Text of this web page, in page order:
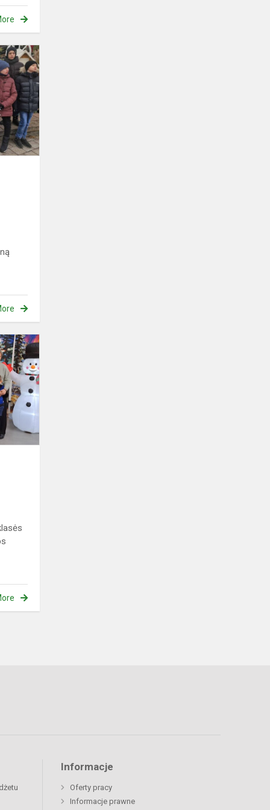
Przejażdżka
Świąteczną
Kolejką
Spektaklis
„Poliarinis
nuotykis“
Informacje
Oferty pracy
Informacje prawne